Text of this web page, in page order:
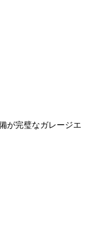
が完璧なガレージエ